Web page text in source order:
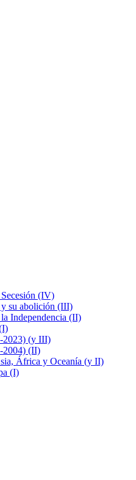
(IV)
y su abolición (III)
Independencia (II)
2023) (y III)
2004) (II)
África y Oceanía (y II)
(I)